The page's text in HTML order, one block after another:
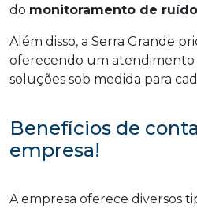
do monitoramento de
Além disso, a Serra Grande
oferecendo um atendimento
soluções sob medida para
Benefícios de
empresa!
A empresa oferece diversos